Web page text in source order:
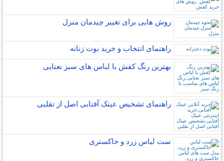
روش هایی برای تغییر چیدمان منزل
راهنمای انتخاب و خرید بوت زنانه
بهترین رنگ کفش با لباس های سبز نعنایی
راهنمای تشخیص عینک آفتابی اصل از تقلبی
ست لباس زرد و خاکستری